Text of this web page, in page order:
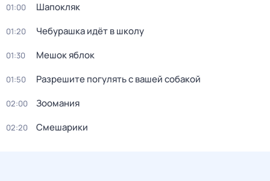
01:00 Шапокляк
01:20 Чебурашка идёт в школу
01:30 Мешок яблок
01:50 Разрешите погулять с вашей собакой
02:00 Зоомания
02:20 Смешарики